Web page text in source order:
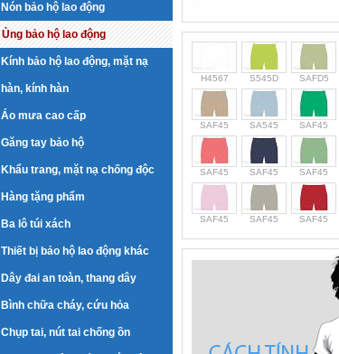
H4567 S545D SAFD5
SAF45 SA545 SAF45
SAF45 SAF45 SAF45
SAF45 SAF45 SAF45
Nón bảo hộ lao động
Ủng bảo hộ lao động
Kính bảo hộ lao động, mặt nạ
hàn, kính hàn
Áo mưa cao cấp
Găng tay bảo hộ
Khẩu trang, mặt nạ chống độc
Hàng tặng phẩm
Ba lô túi xách
Thiết bị bảo hộ lao động khác
Dây đai an toàn, thang dây
Bình chữa cháy, cứu hỏa
Chụp tai, nút tai chống ồn